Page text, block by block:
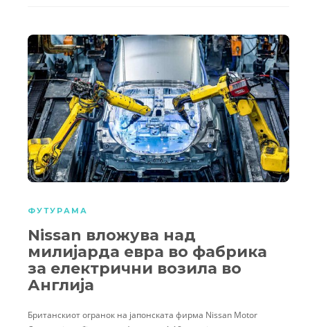
ФУТУРАМА
Nissan вложува над
милијарда евра во фабрика
за електрични возила во
Англија
Британскиот огранок на јапонската фирма Nissan Motor